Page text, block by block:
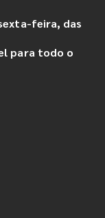
feira, das
para todo o